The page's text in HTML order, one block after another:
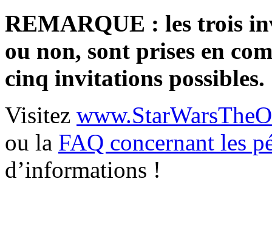
REMARQUE : les trois
ou non, sont prises en
cinq invitations possibles.
Visitez
ou la FAQ concernant les
d’informations !